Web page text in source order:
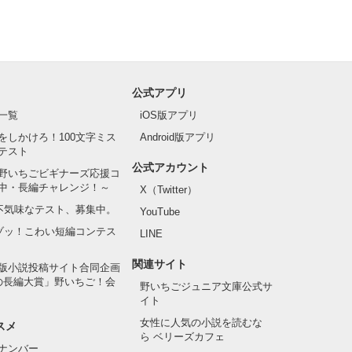
覧
しかけろ！100文字ミス
スト
いちごビギナーズ応援コ
・長編チャレンジ！～
味なテスト、募集中。
ッ！こわい短編コンテス
小説投稿サイト合同企画
長編大賞」野いちご！会
メ
ンバー
公式アプリ
iOS版アプリ
Android版アプリ
公式アカウント
X（Twitter）
YouTube
LINE
関連サイト
野いちごジュニア文庫公式サ
イト
女性に人気の小説を読むな
ら ベリーズカフェ